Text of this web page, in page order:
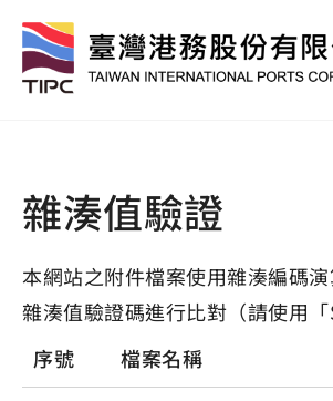
雜湊值驗證
本網站之附件檔案使用雜湊編碼
雜湊值驗證碼進行比對（請使用
序號
檔案名稱